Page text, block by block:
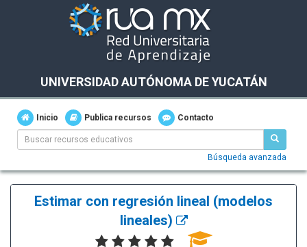
UNIVERSIDAD AUTÓNOMA DE YUCATÁN
Inicio Publica recursos Contacto
Búsqueda avanzada
Estimar con regresión lineal (modelos
lineales)